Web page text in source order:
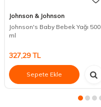
Johnson & Johnson
Johnson's Baby Bebek Yağı 500
ml
327,29TL
Sepete Ekle